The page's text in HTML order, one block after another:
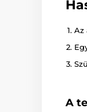
Az
A